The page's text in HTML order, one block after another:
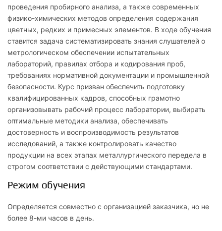
проведения пробирного анализа, а также современных
физико-химических методов определения содержания
цветных, редких и примесных элементов. В ходе обучения
ставится задача систематизировать знания слушателей о
метрологическом обеспечении испытательных
лабораторий, правилах отбора и кодирования проб,
требованиях нормативной документации и промышленной
безопасности. Курс призван обеспечить подготовку
квалифицированных кадров, способных грамотно
организовывать рабочий процесс лаборатории, выбирать
оптимальные методики анализа, обеспечивать
достоверность и воспроизводимость результатов
исследований, а также контролировать качество
продукции на всех этапах металлургического передела в
строгом соответствии с действующими стандартами.
Режим обучения
Определяется совместно с организацией заказчика, но не
более 8-ми часов в день.